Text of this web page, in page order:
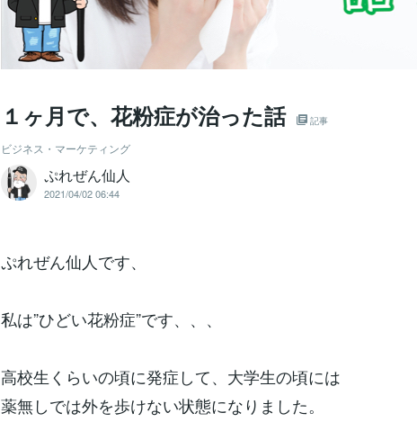
１ヶ月で、花粉症が治った話 記事
ビジネス・マーケティング
ぷれぜん仙人
2021/04/02 06:44
ぷれぜん仙人です、
私は”ひどい花粉症”です、、、
高校生くらいの頃に発症して、大学生の頃には
薬無しでは外を歩けない状態になりました。